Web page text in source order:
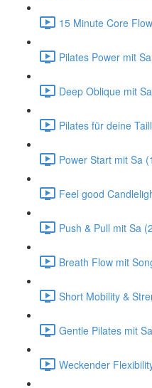
15 Minute Core
Pilates Power mit
Deep Oblique mit
Pilates für deine
Power Start mit Sa
Feel good
Push & Pull mit Sa
Breath Flow mit
Short Mobility &
Gentle Pilates mit
Weckender